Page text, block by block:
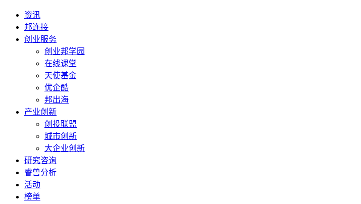
资讯
邦连接
创业服务
创业邦学园
在线课堂
天使基金
优企酷
邦出海
产业创新
创投联盟
城市创新
大企业创新
研究咨询
睿兽分析
活动
榜单